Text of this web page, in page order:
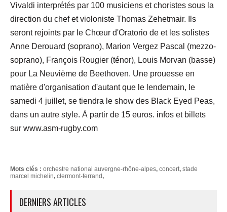
Vivaldi interprétés par 100 musiciens et choristes sous la
direction du chef et violoniste Thomas Zehetmair. Ils
seront rejoints par le Chœur d'Oratorio de et les solistes
Anne Derouard (soprano), Marion Vergez Pascal (mezzo-
soprano), François Rougier (ténor), Louis Morvan (basse)
pour La Neuvième de Beethoven. Une prouesse en
matière d'organisation d'autant que le lendemain, le
samedi 4 juillet, se tiendra le show des Black Eyed Peas,
dans un autre style. À partir de 15 euros. infos et billets
sur www.asm-rugby.com
Mots clés : orchestre national auvergne-rhône-alpes, concert, stade
marcel michelin, clermont-ferrand,
DERNIERS ARTICLES